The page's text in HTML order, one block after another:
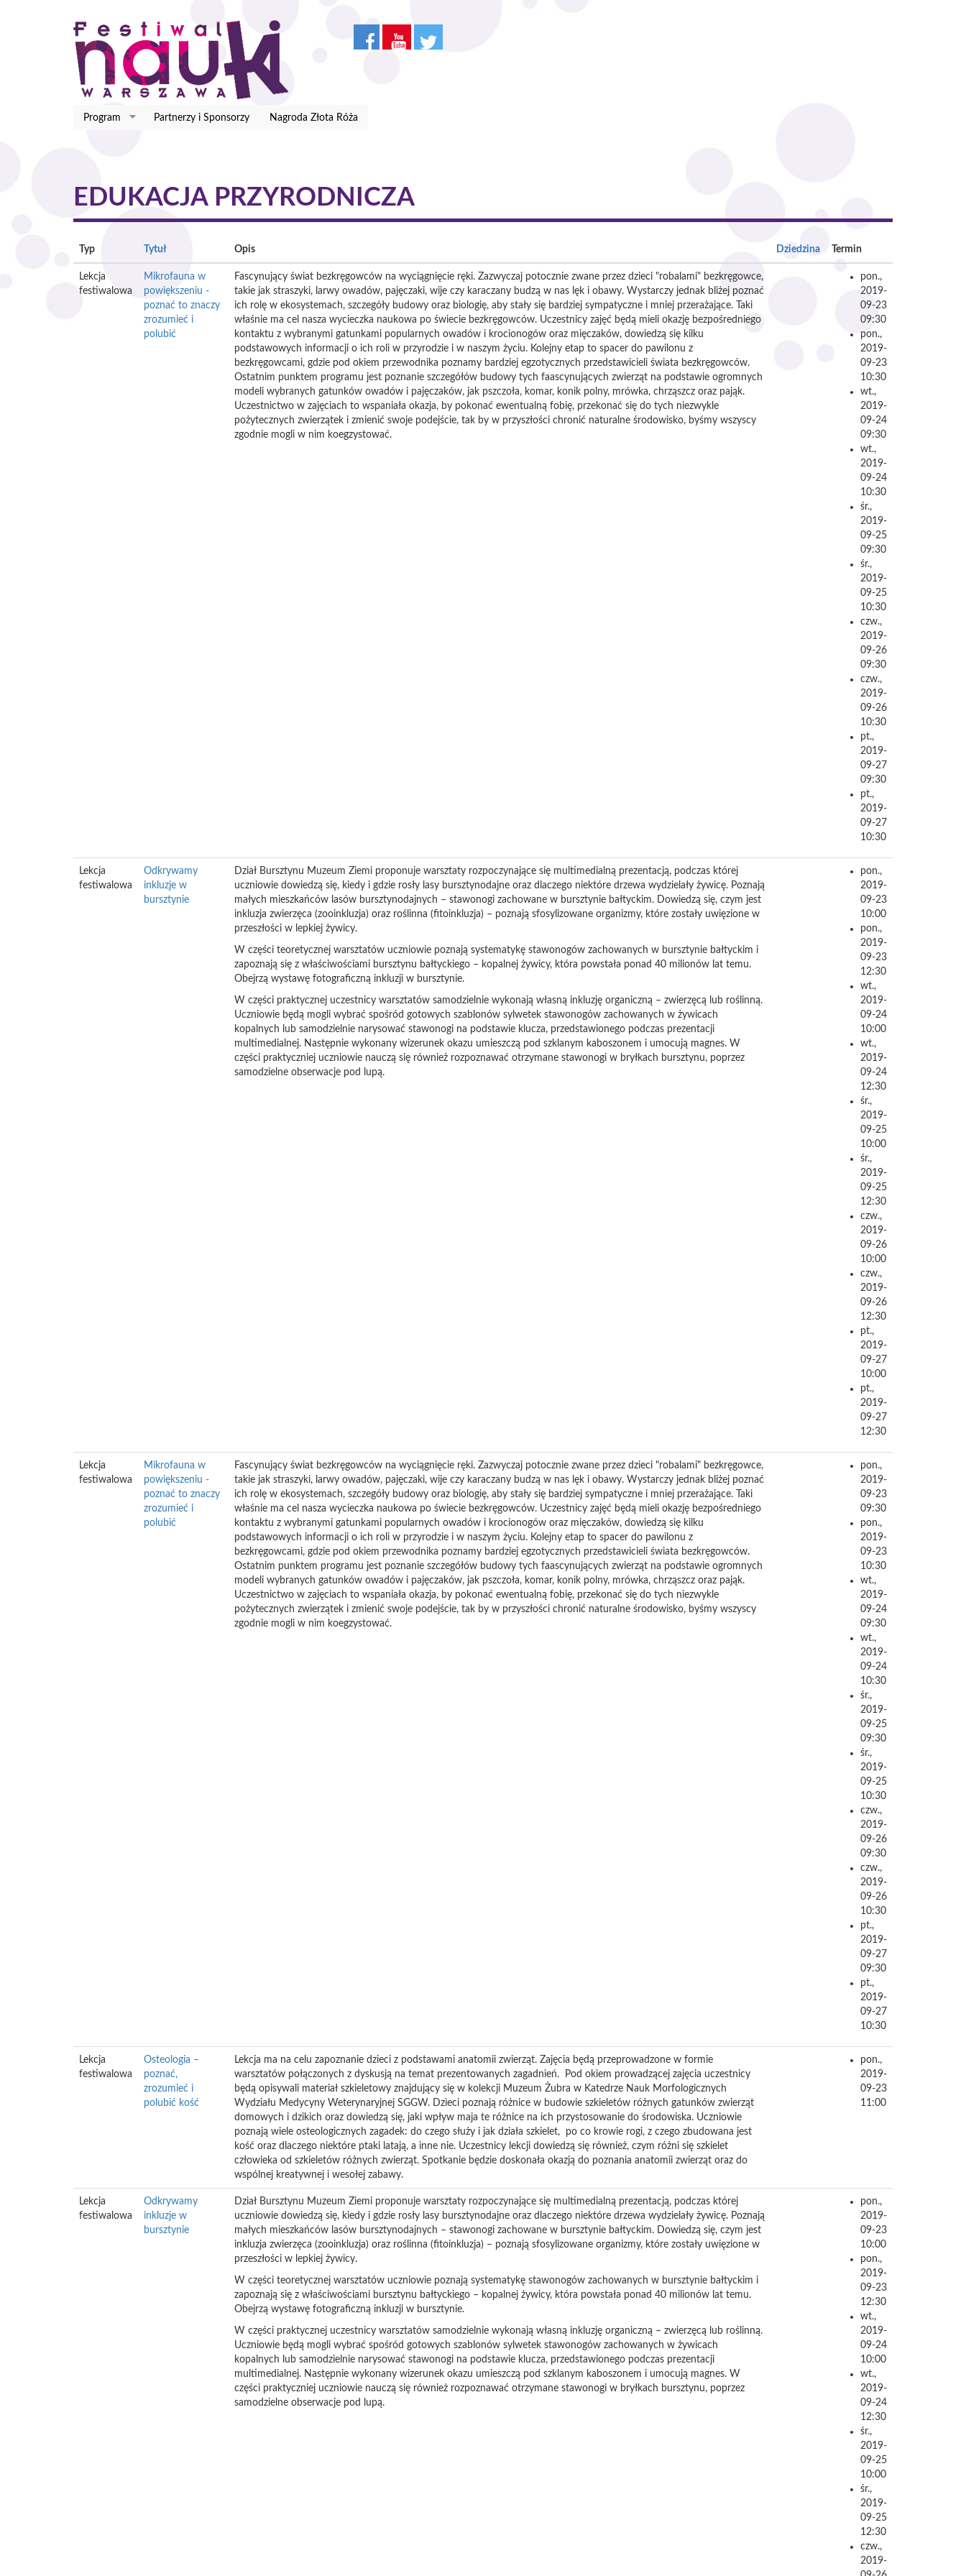
Program Partnerzy i Sponsorzy Nagroda Złota Róża
EDUKACJA PRZYRODNICZA
Typ Tytuł Opis Dziedzina Termin
Lekcja
festiwalowa
Mikrofauna w
powiększeniu -
poznać to znaczy
zrozumieć i
polubić
Fascynujący świat bezkręgowców na wyciągnięcie ręki. Zazwyczaj potocznie zwane przez dzieci "robalami" bezkręgowce,
takie jak straszyki, larwy owadów, pajęczaki, wije czy karaczany budzą w nas lęk i obawy. Wystarczy jednak bliżej poznać
ich rolę w ekosystemach, szczegóły budowy oraz biologię, aby stały się bardziej sympatyczne i mniej przerażające. Taki
właśnie ma cel nasza wycieczka naukowa po świecie bezkręgowców. Uczestnicy zajęć będą mieli okazję bezpośredniego
kontaktu z wybranymi gatunkami popularnych owadów i krocionogów oraz mięczaków, dowiedzą się kilku
podstawowych informacji o ich roli w przyrodzie i w naszym życiu. Kolejny etap to spacer do pawilonu z
bezkręgowcami, gdzie pod okiem przewodnika poznamy bardziej egzotycznych przedstawicieli świata bezkręgowców.
Ostatnim punktem programu jest poznanie szczegółów budowy tych faascynujących zwierząt na podstawie ogromnych
modeli wybranych gatunków owadów i pajęczaków, jak pszczoła, komar, konik polny, mrówka, chrząszcz oraz pająk.
Uczestnictwo w zajęciach to wspaniała okazja, by pokonać ewentualną fobię, przekonać się do tych niezwykle
pożytecznych zwierzątek i zmienić swoje podejście, tak by w przyszłości chronić naturalne środowisko, byśmy wszyscy
zgodnie mogli w nim koegzystować.
pon.,
2019-
09-23
09:30
pon.,
2019-
09-23
10:30
wt.,
2019-
09-24
09:30
wt.,
2019-
09-24
10:30
śr.,
2019-
09-25
09:30
śr.,
2019-
09-25
10:30
czw.,
2019-
09-26
09:30
czw.,
2019-
09-26
10:30
pt.,
2019-
09-27
09:30
pt.,
2019-
09-27
10:30
Lekcja
festiwalowa
Odkrywamy
inkluzje w
bursztynie
Dział Bursztynu Muzeum Ziemi proponuje warsztaty rozpoczynające się multimedialną prezentacją, podczas której
uczniowie dowiedzą się, kiedy i gdzie rosły lasy bursztynodajne oraz dlaczego niektóre drzewa wydzielały żywicę. Poznają
małych mieszkańców lasów bursztynodajnych – stawonogi zachowane w bursztynie bałtyckim. Dowiedzą się, czym jest
inkluzja zwierzęca (zooinkluzja) oraz roślinna (fitoinkluzja) – poznają sfosylizowane organizmy, które zostały uwięzione w
przeszłości w lepkiej żywicy.
W części teoretycznej warsztatów uczniowie poznają systematykę stawonogów zachowanych w bursztynie bałtyckim i
zapoznają się z właściwościami bursztynu bałtyckiego – kopalnej żywicy, która powstała ponad 40 milionów lat temu.
Obejrzą wystawę fotograficzną inkluzji w bursztynie.
W części praktycznej uczestnicy warsztatów samodzielnie wykonają własną inkluzję organiczną – zwierzęcą lub roślinną.
Uczniowie będą mogli wybrać spośród gotowych szablonów sylwetek stawonogów zachowanych w żywicach
kopalnych lub samodzielnie narysować stawonogi na podstawie klucza, przedstawionego podczas prezentacji
multimedialnej. Następnie wykonany wizerunek okazu umieszczą pod szklanym kaboszonem i umocują magnes. W
części praktyczniej uczniowie nauczą się również rozpoznawać otrzymane stawonogi w bryłkach bursztynu, poprzez
samodzielne obserwacje pod lupą.
pon.,
2019-
09-23
10:00
pon.,
2019-
09-23
12:30
wt.,
2019-
09-24
10:00
wt.,
2019-
09-24
12:30
śr.,
2019-
09-25
10:00
śr.,
2019-
09-25
12:30
czw.,
2019-
09-26
10:00
czw.,
2019-
09-26
12:30
pt.,
2019-
09-27
10:00
pt.,
2019-
09-27
12:30
Lekcja
festiwalowa
Mikrofauna w
powiększeniu -
poznać to znaczy
zrozumieć i
polubić
Fascynujący świat bezkręgowców na wyciągnięcie ręki. Zazwyczaj potocznie zwane przez dzieci "robalami" bezkręgowce,
takie jak straszyki, larwy owadów, pajęczaki, wije czy karaczany budzą w nas lęk i obawy. Wystarczy jednak bliżej poznać
ich rolę w ekosystemach, szczegóły budowy oraz biologię, aby stały się bardziej sympatyczne i mniej przerażające. Taki
właśnie ma cel nasza wycieczka naukowa po świecie bezkręgowców. Uczestnicy zajęć będą mieli okazję bezpośredniego
kontaktu z wybranymi gatunkami popularnych owadów i krocionogów oraz mięczaków, dowiedzą się kilku
podstawowych informacji o ich roli w przyrodzie i w naszym życiu. Kolejny etap to spacer do pawilonu z
bezkręgowcami, gdzie pod okiem przewodnika poznamy bardziej egzotycznych przedstawicieli świata bezkręgowców.
Ostatnim punktem programu jest poznanie szczegółów budowy tych faascynujących zwierząt na podstawie ogromnych
modeli wybranych gatunków owadów i pajęczaków, jak pszczoła, komar, konik polny, mrówka, chrząszcz oraz pająk.
Uczestnictwo w zajęciach to wspaniała okazja, by pokonać ewentualną fobię, przekonać się do tych niezwykle
pożytecznych zwierzątek i zmienić swoje podejście, tak by w przyszłości chronić naturalne środowisko, byśmy wszyscy
zgodnie mogli w nim koegzystować.
pon.,
2019-
09-23
09:30
pon.,
2019-
09-23
10:30
wt.,
2019-
09-24
09:30
wt.,
2019-
09-24
10:30
śr.,
2019-
09-25
09:30
śr.,
2019-
09-25
10:30
czw.,
2019-
09-26
09:30
czw.,
2019-
09-26
10:30
pt.,
2019-
09-27
09:30
pt.,
2019-
09-27
10:30
Lekcja
festiwalowa
Osteologia –
poznać,
zrozumieć i
polubić kość
Lekcja ma na celu zapoznanie dzieci z podstawami anatomii zwierząt. Zajęcia będą przeprowadzone w formie
warsztatów połączonych z dyskusją na temat prezentowanych zagadnień. Pod okiem prowadzącej zajęcia uczestnicy
będą opisywali materiał szkieletowy znajdujący się w kolekcji Muzeum Żubra w Katedrze Nauk Morfologicznych
Wydziału Medycyny Weterynaryjnej SGGW. Dzieci poznają różnice w budowie szkieletów różnych gatunków zwierząt
domowych i dzikich oraz dowiedzą się, jaki wpływ maja te różnice na ich przystosowanie do środowiska. Uczniowie
poznają wiele osteologicznych zagadek: do czego służy i jak działa szkielet, po co krowie rogi, z czego zbudowana jest
kość oraz dlaczego niektóre ptaki latają, a inne nie. Uczestnicy lekcji dowiedzą się również, czym różni się szkielet
człowieka od szkieletów różnych zwierząt. Spotkanie będzie doskonała okazją do poznania anatomii zwierząt oraz do
wspólnej kreatywnej i wesołej zabawy.
pon.,
2019-
09-23
11:00
Lekcja
festiwalowa
Odkrywamy
inkluzje w
bursztynie
Dział Bursztynu Muzeum Ziemi proponuje warsztaty rozpoczynające się multimedialną prezentacją, podczas której
uczniowie dowiedzą się, kiedy i gdzie rosły lasy bursztynodajne oraz dlaczego niektóre drzewa wydzielały żywicę. Poznają
małych mieszkańców lasów bursztynodajnych – stawonogi zachowane w bursztynie bałtyckim. Dowiedzą się, czym jest
inkluzja zwierzęca (zooinkluzja) oraz roślinna (fitoinkluzja) – poznają sfosylizowane organizmy, które zostały uwięzione w
przeszłości w lepkiej żywicy.
W części teoretycznej warsztatów uczniowie poznają systematykę stawonogów zachowanych w bursztynie bałtyckim i
zapoznają się z właściwościami bursztynu bałtyckiego – kopalnej żywicy, która powstała ponad 40 milionów lat temu.
Obejrzą wystawę fotograficzną inkluzji w bursztynie.
W części praktycznej uczestnicy warsztatów samodzielnie wykonają własną inkluzję organiczną – zwierzęcą lub roślinną.
Uczniowie będą mogli wybrać spośród gotowych szablonów sylwetek stawonogów zachowanych w żywicach
kopalnych lub samodzielnie narysować stawonogi na podstawie klucza, przedstawionego podczas prezentacji
multimedialnej. Następnie wykonany wizerunek okazu umieszczą pod szklanym kaboszonem i umocują magnes. W
części praktyczniej uczniowie nauczą się również rozpoznawać otrzymane stawonogi w bryłkach bursztynu, poprzez
samodzielne obserwacje pod lupą.
pon.,
2019-
09-23
10:00
pon.,
2019-
09-23
12:30
wt.,
2019-
09-24
10:00
wt.,
2019-
09-24
12:30
śr.,
2019-
09-25
10:00
śr.,
2019-
09-25
12:30
czw.,
2019-